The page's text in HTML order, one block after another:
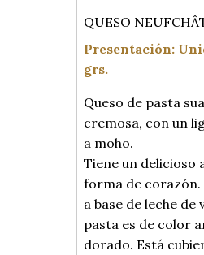
QUESO
Presentación:
grs.
Queso de pasta
cremosa, con un
a moho.
Tiene un delicioso
forma de corazón.
a base de leche de
pasta es de color
dorado. Está
QUESO AZUL
CONTACTO
PORTUGUÊS
ESPAÑOL DE ARGENTINA